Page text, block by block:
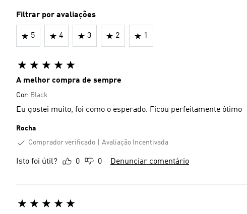
Filtrar por avaliações
5 4 3 2 1
A melhor compra de sempre
Cor: Black
Eu gostei muito, foi como o esperado. Ficou perfeitamente ótimo
Rocha
Comprador verificado
Avaliação Incentivada
Isto foi útil? 0 0 Denunciar comentário